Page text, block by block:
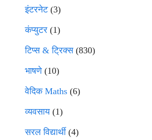
इंटरनेट(3)
कंप्युटर (1)
टिप्स & ट्रिक्स(830)
भाषणे(10)
वेदिक Maths (6)
व्यवसाय(1)
सरल विद्यार्थी(4)